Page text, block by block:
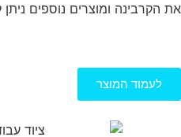
את הקרבינה ומוצרים נוספים
לעמוד המוצר